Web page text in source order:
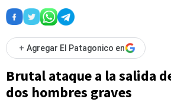
+ Agregar El Patagonico en
Brutal ataque a la salida
dos hombres graves